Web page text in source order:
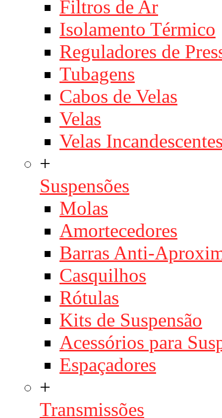
Filtros de Ar
Isolamento Térmico
Reguladores de
Tubagens
Cabos de Velas
Velas
Velas
+
Suspensões
Molas
Amortecedores
Barras Anti-
Casquilhos
Rótulas
Kits de Suspensão
Acessórios para
Espaçadores
+
Transmissões